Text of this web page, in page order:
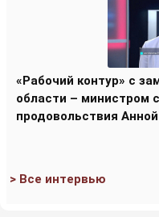
«Рабочий контур» с
области – министром
продовольствия
> Все интервью